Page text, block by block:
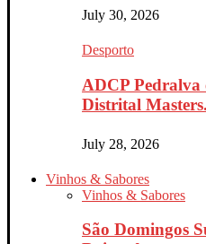
July 30, 2026
Desporto
ADCP Pedralva
Distrital
July 28, 2026
Vinhos & Sabores
Vinhos & Sabores
São Domingos